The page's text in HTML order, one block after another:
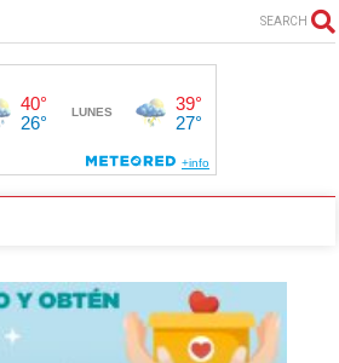
SEARCH